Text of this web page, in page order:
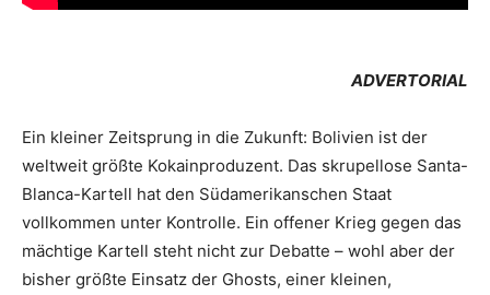
ADVERTORIAL
Ein kleiner Zeitsprung in die Zukunft: Bolivien ist der
weltweit größte Kokainproduzent. Das skrupellose Santa-
Blanca-Kartell hat den Südamerikanschen Staat
vollkommen unter Kontrolle. Ein offener Krieg gegen das
mächtige Kartell steht nicht zur Debatte – wohl aber der
bisher größte Einsatz der Ghosts, einer kleinen,